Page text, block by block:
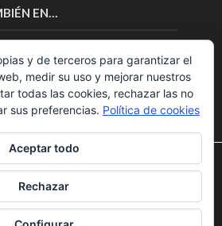
EN…
News.Noticias aerospacial
aviación comercial
ofrecerte la mejor experiencia en
qué cookies utilizamos o
.
y de terceros para garantizar el
medir su uso y mejorar nuestros
todas las cookies, rechazar las no
sus preferencias. Política de cookies
Aceptar todo
Rechazar